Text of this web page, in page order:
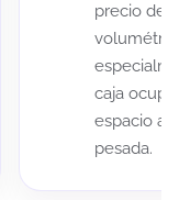
precio de
caja
espacio
pesada.